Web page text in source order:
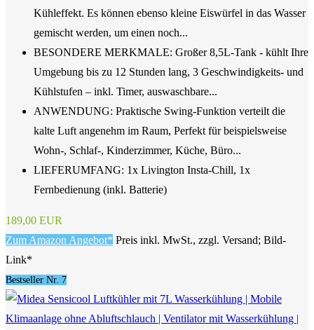
Kühleffekt. Es können ebenso kleine Eiswürfel in das Wasser
gemischt werden, um einen noch...
BESONDERE MERKMALE: Großer 8,5L-Tank - kühlt Ihre
Umgebung bis zu 12 Stunden lang, 3 Geschwindigkeits- und
Kühlstufen – inkl. Timer, auswaschbare...
ANWENDUNG: Praktische Swing-Funktion verteilt die
kalte Luft angenehm im Raum, Perfekt für beispielsweise
Wohn-, Schlaf-, Kinderzimmer, Küche, Büro...
LIEFERUMFANG: 1x Livington Insta-Chill, 1x
Fernbedienung (inkl. Batterie)
189,00 EUR
Zum Amazon Angebot* Preis inkl. MwSt., zzgl. Versand; Bild-
Link*
Bestseller Nr. 7